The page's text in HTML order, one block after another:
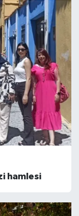
hamlesi